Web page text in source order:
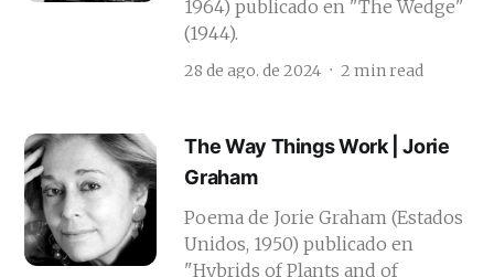
1964) publicado en "The Wedge"
(1944).
28 de ago. de 2024 2 min read
The Way Things Work | Jorie
Graham
Poema de Jorie Graham (Estados
Unidos, 1950) publicado en
"Hybrids of Plants and of